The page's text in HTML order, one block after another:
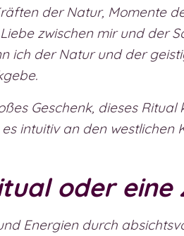
der Natur, Momente
zwischen mir und der
ich der Natur und der
Geschenk, dieses
intuitiv an den westlichen
oder eine
Energien durch